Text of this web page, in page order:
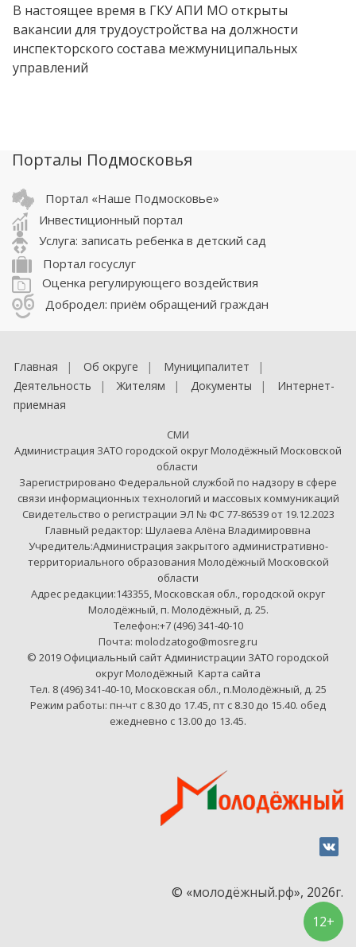
В настоящее время в ГКУ АПИ МО открыты
вакансии для трудоустройства на должности
инспекторского состава межмуниципальных
управлений
Порталы Подмосковья
Портал «Наше Подмосковье»
Инвестиционный портал
Услуга: записать ребенка в детский сад
Портал госуслуг
Оценка регулирующего воздействия
Добродел: приём обращений граждан
Главная Об округе
Муниципалитет
Деятельность
Жителям Документы
Интернет-
приемная
СМИ
Администрация ЗАТО городской округ Молодёжный Московской
области
Зарегистрировано Федеральной службой по надзору в сфере
связи информационных технологий и массовых коммуникаций
Свидетельство о регистрации ЭЛ № ФС 77-86539 от 19.12.2023
Главный редактор: Шулаева Алёна Владимироввна
Учредитель:Администрация закрытого административно-
территориального образования Молодёжный Московской
области
Адрес редакции:143355, Московская обл., городской округ
Молодёжный, п. Молодёжный, д. 25.
Телефон:+7 (496) 341-40-10
Почта: molodzatogo@mosreg.ru
© 2019 Официальный сайт Администрации ЗАТО городской
округ Молодёжный Карта сайта
Тел. 8 (496) 341-40-10, Московская обл., п.Молодёжный, д. 25
Режим работы: пн-чт с 8.30 до 17.45, пт с 8.30 до 15.40. обед
ежедневно с 13.00 до 13.45.
© «молодёжный.рф», 2026г.
12+